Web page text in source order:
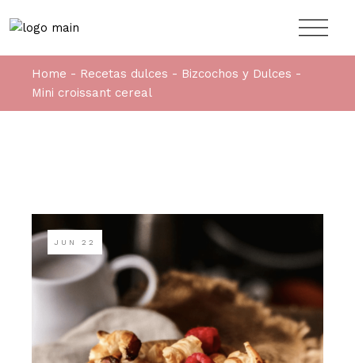
Home Recetas dulces
Bizcochos y Dulces
Mini croissant cereal
JUN 22